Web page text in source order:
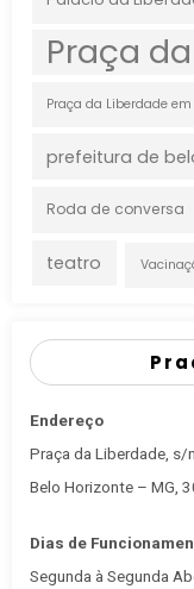
Praça
Praça da Liberdade em
prefeitura de
Roda de conversa
teatro
Endereço
Praça da Liberdade, s/
Belo Horizonte – MG,
Dias de
Segunda à Segunda